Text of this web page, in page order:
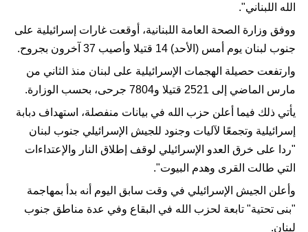
الله اللبناني".
ووفق وزارة الصحة العامة اللبنانية، أوقعت غارات إسرائيلية على
جنوب لبنان يوم أمس (الأحد) 14 قتيلا وأصيب 37 آخرون بجروح.
وارتفعت حصيلة الهجمات الإسرائيلية على لبنان منذ الثاني من
مارس الماضي إلى 2521 قتيلا و7804 جرحى، بحسب الوزارة.
يأتي ذلك فيما أعلن حزب الله في بيانات منفصلة، استهداف دبابة
إسرائيلية وتجمعًا لآليات وجنود للجيش الإسرائيلي جنوب لبنان
"ردا على خرق العدو الإسرائيلي لوقف إطلاق النار والإعتداءات
التي طالت القرى وهدم البيوت".
وأعلن الجيش الإسرائيلي في وقت سابق اليوم أنه بدأ بمهاجمة
"بنى تحتية" تابعة لحزب الله في البقاع وفي عدة مناطق جنوب
لبنان.